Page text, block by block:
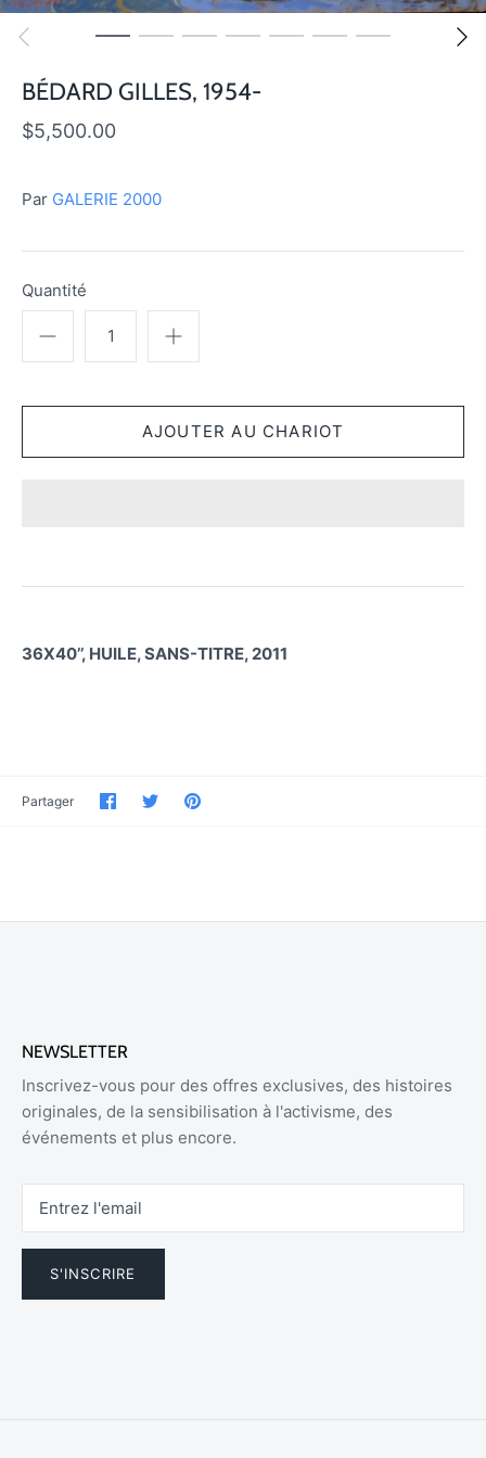
BÉDARD GILLES, 1954-
$5,500.00
Par GALERIE 2000
Quantité
36X40’’, HUILE, SANS-TITRE, 2011
Partager PartagerPartagerÉpinglez-
NEWSLETTER
Inscrivez-vous pour des offres exclusives, des histoires
originales, de la sensibilisation à l'activisme, des
événements et plus encore.
S'INSCRIRE